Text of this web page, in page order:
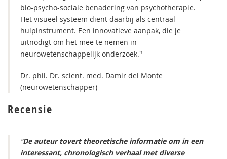
bio-psycho-sociale benadering van psychotherapie.
Het visueel systeem dient daarbij als centraal
hulpinstrument. Een innovatieve aanpak, die je
uitnodigt om het mee te nemen in
neurowetenschappelijk onderzoek."
Dr. phil. Dr. scient. med. Damir del Monte
(neurowetenschapper)
Recensie
“De auteur tovert theoretische informatie om in een
interessant, chronologisch verhaal met diverse